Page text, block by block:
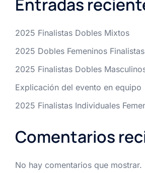
Entradas
2025 Finalistas Dobles Mixtos
2025 Dobles Femeninos Finalistas
2025 Finalistas Dobles
Explicación del evento en equipo
2025 Finalistas Individuales
Comentarios
No hay comentarios que mostrar.